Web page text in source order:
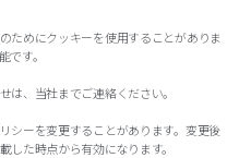
ためにクッキーを使用することがありま
です。
は、当社までご連絡ください。
シーを変更することがあります。変更後
した時点から有効になります。